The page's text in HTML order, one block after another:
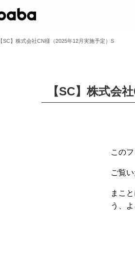
【SC】株式会社CN様（2025年12月実施予定）S
【SC】株式会